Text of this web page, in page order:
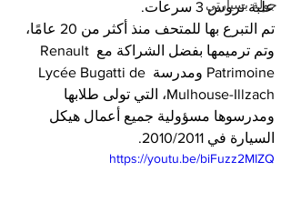
جولة بسيارتي
علبة تروس 3 سرعات.
تم التبرع بها للمتحف منذ أكثر من 20 عامًا،
وتم ترميمها بفضل الشراكة مع Renault
Patrimoine ومدرسة Lycée Bugatti de
Mulhouse-Illzach، التي تولى طلابها
ومدرسوها مسؤولية جميع أعمال هيكل
السيارة في 2010/2011.
https://youtu.be/biFuzz2MIZQ